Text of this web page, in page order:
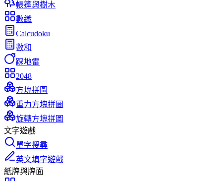
帳篷與樹木
數織
Calcudoku
數和
踩地雷
2048
方塊拼圖
重力方塊拼圖
旋轉方塊拼圖
文字遊戲
單字搜尋
英文填字遊戲
紙牌與牌面